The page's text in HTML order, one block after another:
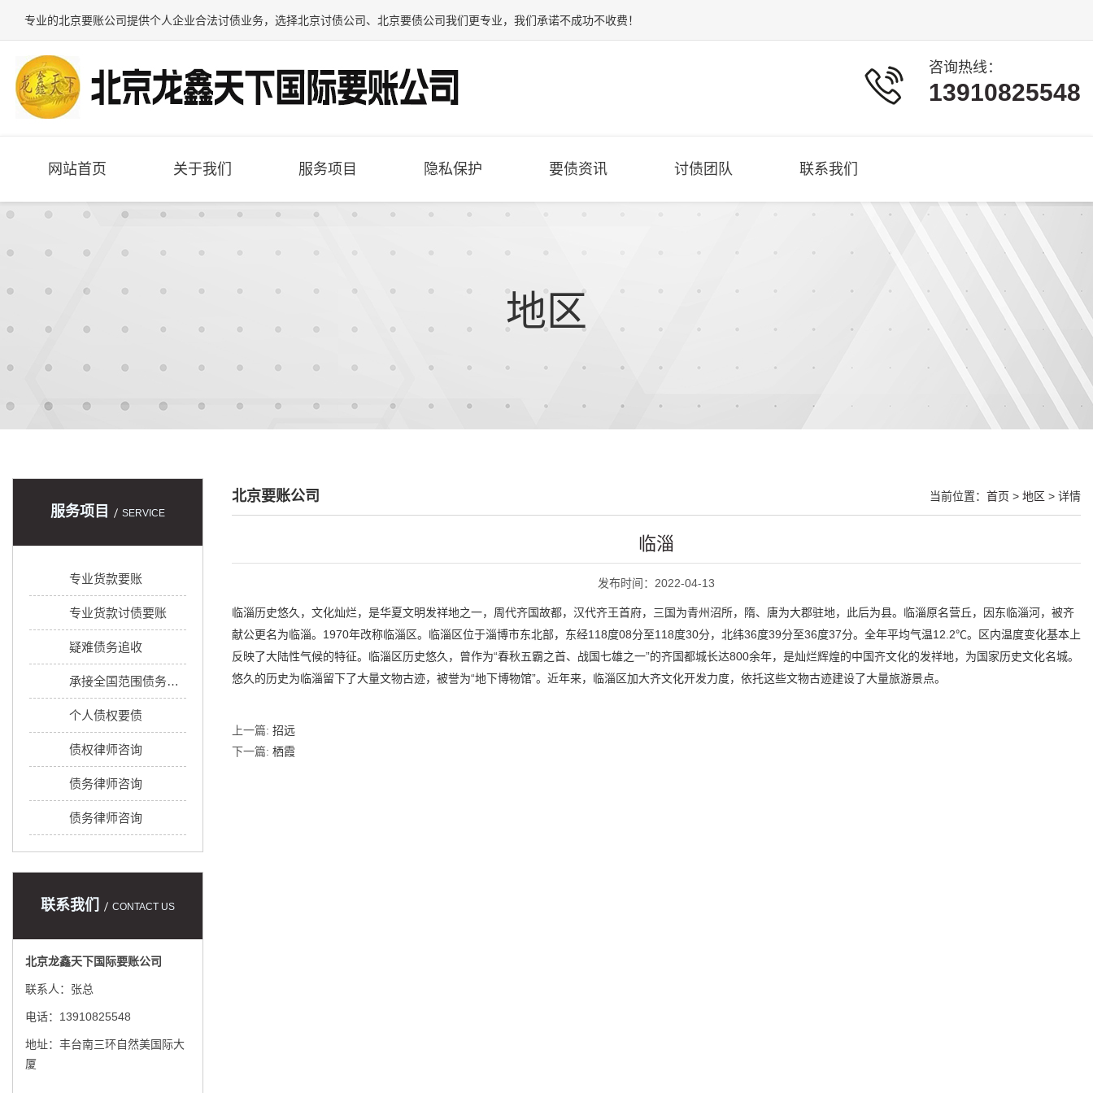
专业的北京要账公司提供个人企业合法讨债业务，选择北京讨债公司、 北京要债公司我们更专业，我们承诺不成功不收费！
咨询热线：
13910825548
网站首页 关于我们 服务项目 隐私保护 要债资讯 讨债团队 联系我们
地区
服务项目 SERVICE
专业货款要账
专业货款讨债要账
疑难债务追收
承接全国范围债务追收
个人债权要债
债权律师咨询
债务律师咨询
债务律师咨询
联系我们 CONTACT US
北京龙鑫天下国际要账公司
联系人：张总
电话：13910825548
地址：丰台南三环自然美国际大
厦
北京要账公司 当前位置： 首页 > 地区 > 详情
临淄
发布时间：2022-04-13
临淄历史悠久，文化灿烂，是华夏文明发祥地之一，周代齐国故都，汉代齐王首府，三国为青州沼所，隋、唐为大郡驻地，此后为县。临淄原名营丘，因东临淄河，被齐
献公更名为临淄。1970年改称临淄区。临淄区位于淄博市东北部，东经118度08分至118度30分，北纬36度39分至36度37分。全年平均气温12.2℃。区内温度变化基本上
反映了大陆性气候的特征。临淄区历史悠久，曾作为“春秋五霸之首、战国七雄之一”的齐国都城长达800余年，是灿烂辉煌的中国齐文化的发祥地，为国家历史文化名城。
悠久的历史为临淄留下了大量文物古迹，被誉为“地下博物馆”。近年来，临淄区加大齐文化开发力度，依托这些文物古迹建设了大量旅游景点。
上一篇: 招远
下一篇: 栖霞